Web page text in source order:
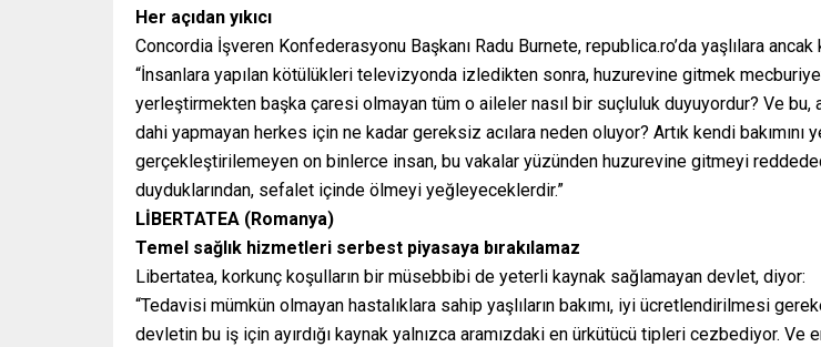
Her açıdan yıkıcı
Concordia İşveren Konfederasyonu Başkanı Radu Burnete, republica.ro’da yaşlılara
“İnsanlara yapılan kötülükleri televizyonda izledikten sonra, huzurevine gitmek
yerleştirmekten başka çaresi olmayan tüm o aileler nasıl bir suçluluk duyuyordur? Ve
dahi yapmayan herkes için ne kadar gereksiz acılara neden oluyor? Artık kendi bakımını
gerçekleştirilemeyen on binlerce insan, bu vakalar yüzünden huzurevine gitmeyi
duyduklarından, sefalet içinde ölmeyi yeğleyeceklerdir.”
LİBERTATEA (Romanya)
Temel sağlık hizmetleri serbest piyasaya bırakılamaz
Libertatea, korkunç koşulların bir müsebbibi de yeterli kaynak sağlamayan devlet, diyor:
“Tedavisi mümkün olmayan hastalıklara sahip yaşlıların bakımı, iyi ücretlendirilmesi
devletin bu iş için ayırdığı kaynak yalnızca aramızdaki en ürkütücü tipleri cezbediyor. Ve